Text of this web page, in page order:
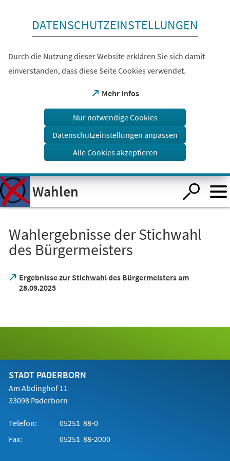
Visuelle
Assistenzsoftware
öffnen.
DATENSCHUTZEINSTELLUNGEN
Durch die Nutzung dieser Website erklären Sie sich damit
einverstanden, dass diese Seite Cookies verwendet.
Mehr Infos
(Öffnet
einem
Tab)
Nur notwendige Cookies
Datenschutzeinstellungen anpassen
Alle Cookies akzeptieren
Wahlen
Wahlergebnisse der Stichwahl
des Bürgermeisters
Ergebnisse zur Stichwahl des Bürgermeisters am
28.09.2025
(Öffnet
Tab)
STADT PADERBORN
Am Abdinghof 11
33098 Paderborn
Telefon:
05251 88-0
Fax:
05251 88-2000